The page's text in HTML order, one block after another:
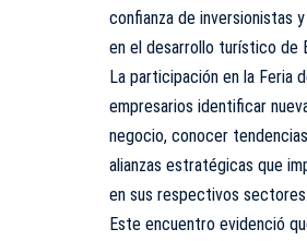
confianza de inversionistas
en el desarrollo turístico de
La participación en la Feria
empresarios identificar
negocio, conocer
alianzas estratégicas que
en sus respectivos sectores.
Este encuentro evidenció